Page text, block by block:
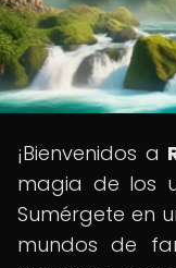
¡Bienvenidos a
magia de los
Sumérgete en
mundos de